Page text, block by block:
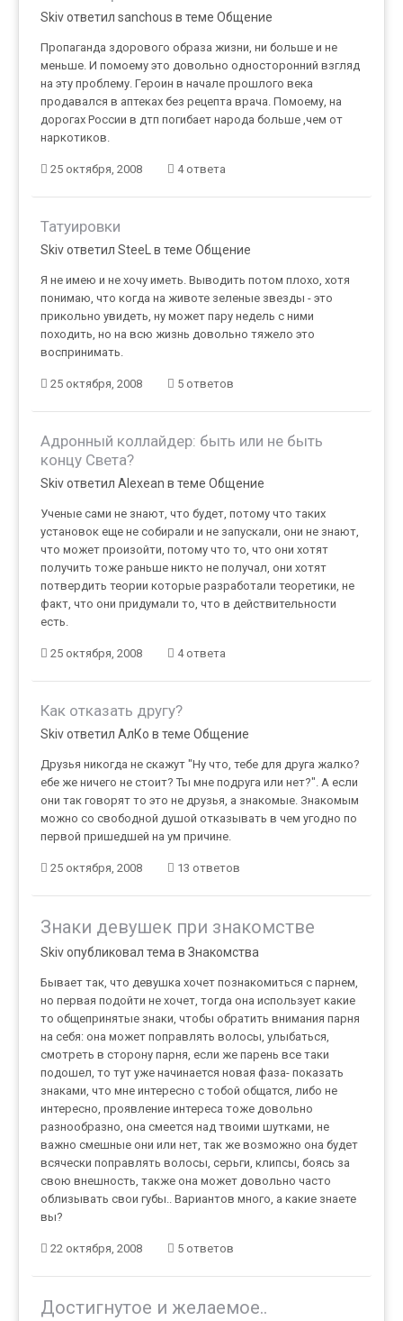
Skiv ответил sanchous в теме Общение
Пропаганда здорового образа жизни, ни больше и не
меньше. И помоему это довольно односторонний взгляд
на эту проблему. Героин в начале прошлого века
продавался в аптеках без рецепта врача. Помоему, на
дорогах России в дтп погибает народа больше ,чем от
наркотиков.
25 октября, 2008 4 ответа
Татуировки
Skiv ответил SteeL в теме Общение
Я не имею и не хочу иметь. Выводить потом плохо, хотя
понимаю, что когда на животе зеленые звезды - это
прикольно увидеть, ну может пару недель с ними
походить, но на всю жизнь довольно тяжело это
воспринимать.
25 октября, 2008 5 ответов
Адронный коллайдер: быть или не быть
концу Света?
Skiv ответил Alexean в теме Общение
Ученые сами не знают, что будет, потому что таких
установок еще не собирали и не запускали, они не знают,
что может произойти, потому что то, что они хотят
получить тоже раньше никто не получал, они хотят
потвердить теории которые разработали теоретики, не
факт, что они придумали то, что в действительности
есть.
25 октября, 2008 4 ответа
Как отказать другу?
Skiv ответил АлКо в теме Общение
Друзья никогда не скажут "Ну что, тебе для друга жалко?
ебе же ничего не стоит? Ты мне подруга или нет?". А если
они так говорят то это не друзья, а знакомые. Знакомым
можно со свободной душой отказывать в чем угодно по
первой пришедшей на ум причине.
25 октября, 2008 13 ответов
Знаки девушек при знакомстве
Skiv опубликовал тема в Знакомства
Бывает так, что девушка хочет познакомиться с парнем,
но первая подойти не хочет, тогда она использует какие
то общепринятые знаки, чтобы обратить внимания парня
на себя: она может поправлять волосы, улыбаться,
смотреть в сторону парня, если же парень все таки
подошел, то тут уже начинается новая фаза- показать
знаками, что мне интересно с тобой общатся, либо не
интересно, проявление интереса тоже довольно
разнообразно, она смеется над твоими шутками, не
важно смешные они или нет, так же возможно она будет
всячески поправлять волосы, серьги, клипсы, боясь за
свою внешность, также она может довольно часто
облизывать свои губы.. Вариантов много, а какие знаете
вы?
22 октября, 2008 5 ответов
Достигнутое и желаемое..